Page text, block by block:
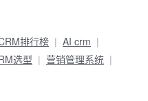
排行榜
AI crm
选型
营销管理系统